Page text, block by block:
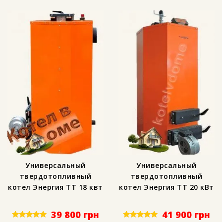
Универсальный
твердотопливный
котел Энергия ТТ 18 квт
39 800 грн
Универсальный
твердотопливный
котел Энергия ТТ 20 кВт
41 900 грн